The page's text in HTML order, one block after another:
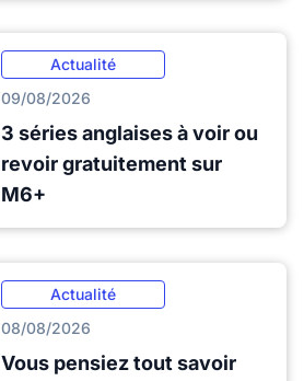
Actualité
09/08/2026
3 séries anglaises à voir ou
revoir gratuitement sur
M6+
Actualité
08/08/2026
Vous pensiez tout savoir